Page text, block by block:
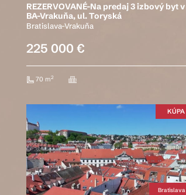
REZERVOVANÉ-Na predaj 3 izbový byt v
BA-Vrakuňa, ul. Toryská
Bratislava-Vrakuňa
225 000 €
70 m2
KÚPA
Bratislava